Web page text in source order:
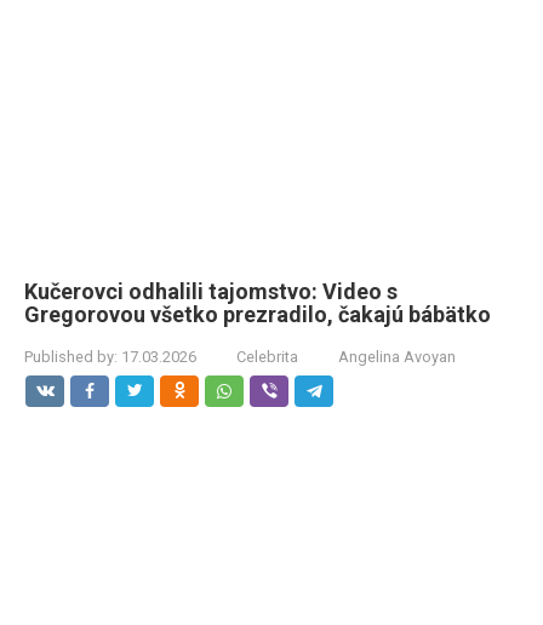
Kučerovci odhalili tajomstvo: Video s
Gregorovou všetko prezradilo, čakajú bábätko
Published by: 17.03.2026 Celebrita Angelina Avoyan